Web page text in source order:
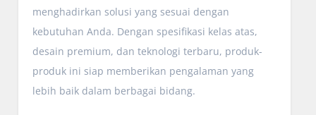
menghadirkan solusi yang sesuai dengan
kebutuhan Anda. Dengan spesifikasi kelas atas,
desain premium, dan teknologi terbaru, produk-
produk ini siap memberikan pengalaman yang
lebih baik dalam berbagai bidang.